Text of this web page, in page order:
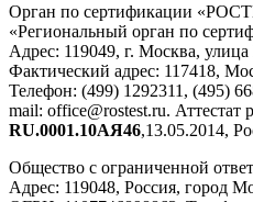
Орган по сертификации
«Региональный орган по
Адрес: 119049, г. Москва,
Фактический адрес: 117418,
Телефон: (499) 1292311, (495)
mail: office@rostest.ru. Аттестат
RU.0001.10АЯ46,13.05.2014,
Общество с ограниченной
Адрес: 119048, Россия, город